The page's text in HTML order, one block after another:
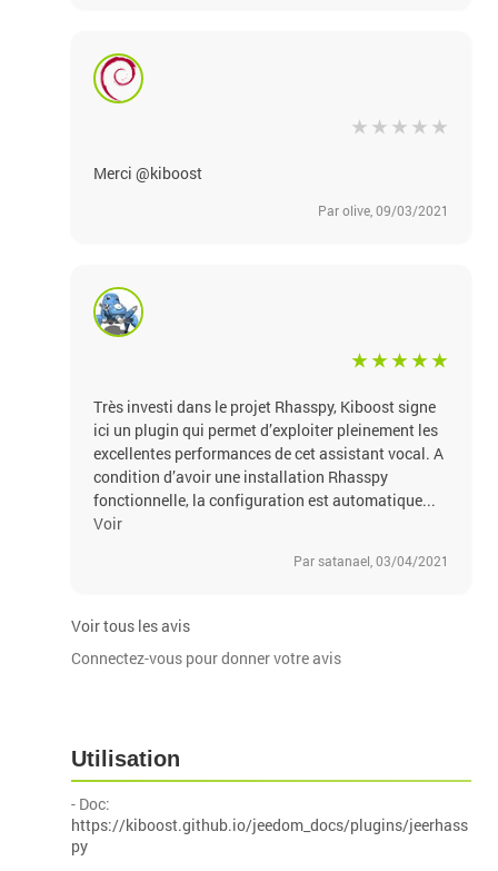
Merci @kiboost
Par olive, 09/03/2021
Très investi dans le projet Rhasspy, Kiboost signe
ici un plugin qui permet d’exploiter pleinement les
excellentes performances de cet assistant vocal. A
condition d’avoir une installation Rhasspy
fonctionnelle, la configuration est automatique...
Voir
Par satanael, 03/04/2021
Voir tous les avis
Connectez-vous pour donner votre avis
Utilisation
- Doc:
https://kiboost.github.io/jeedom_docs/plugins/jeerhass
py